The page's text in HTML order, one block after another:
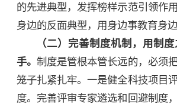
的先进典型，发挥榜样示范引领作
身边的反面典型，用身边事教育身边
（二）完善制度机制，用制
手。制度是管根本管长远的，必须
笼子扎紧扎牢。一是健全科技项目
度。完善评审专家遴选和回避制度